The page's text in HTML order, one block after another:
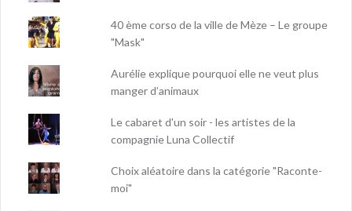
40 ème corso de la ville de Mèze – Le groupe
"Mask"
Aurélie explique pourquoi elle ne veut plus
manger d’animaux
Le cabaret d'un soir - les artistes de la
compagnie Luna Collectif
Choix aléatoire dans la catégorie "Raconte-
moi"